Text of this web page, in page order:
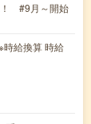
#9月～開始
給換算 時給